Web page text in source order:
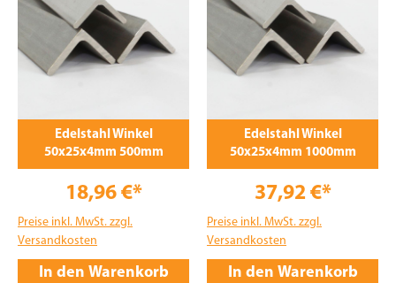
Edelstahl Winkel
50x25x4mm 500mm
18,96 €*
Preise inkl. MwSt. zzgl.
Versandkosten
In den Warenkorb
Edelstahl Winkel
50x25x4mm 1000mm
37,92 €*
Preise inkl. MwSt. zzgl.
Versandkosten
In den Warenkorb